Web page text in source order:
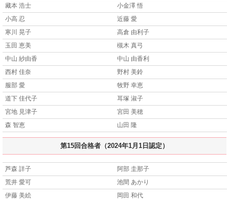
藏本 浩士
小金澤 悟
小高 忍
近藤 愛
寒川 晃子
高倉 由利子
玉田 恵美
槻木 真弓
中山 紗由香
中山 由香利
西村 佳奈
野村 美鈴
服部 愛
牧野 幸恵
道下 佳代子
耳塚 淑子
宮地 見津子
宮田 美穂
森 智恵
山田 隆
第15回合格者（2024年1月1日認定）
芦森 詳子
阿部 圭那子
荒井 愛可
池間 あかり
伊藤 美絵
岡田 和代